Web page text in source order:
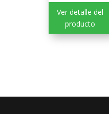
Ver detalle del
producto